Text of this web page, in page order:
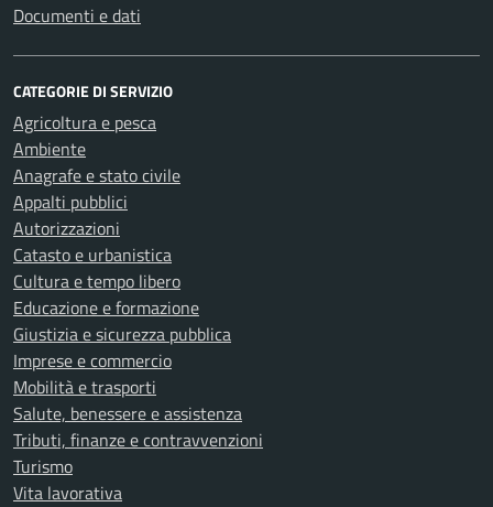
Documenti e dati
CATEGORIE DI SERVIZIO
Agricoltura e pesca
Ambiente
Anagrafe e stato civile
Appalti pubblici
Autorizzazioni
Catasto e urbanistica
Cultura e tempo libero
Educazione e formazione
Giustizia e sicurezza pubblica
Imprese e commercio
Mobilità e trasporti
Salute, benessere e assistenza
Tributi, finanze e contravvenzioni
Turismo
Vita lavorativa